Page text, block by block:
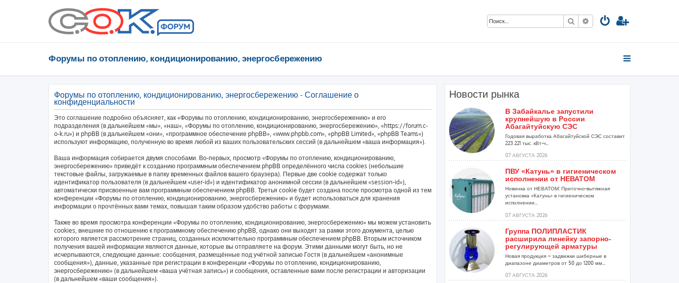
Поиск Расширенный поиск
Форумы по отоплению, кондиционированию, энергосбережению
Форумы по отоплению, кондиционированию, энергосбережению - Соглашение о
конфиденциальности
Это соглашение подробно объясняет, как «Форумы по отоплению, кондиционированию, энергосбережению» и его
подразделения (в дальнейшем «мы», «наш», «Форумы по отоплению, кондиционированию, энергосбережению», «https://forum.c-
o-k.ru») и phpBB (в дальнейшем «они», «программное обеспечение phpBB», «www.phpbb.com», «phpBB Limited», «phpBB Teams»)
используют информацию, полученную во время любой из ваших пользовательских сессий (в дальнейшем «ваша информация»).
Ваша информация собирается двумя способами. Во-первых, просмотр «Форумы по отоплению, кондиционированию,
энергосбережению» приведёт к созданию программным обеспечением phpBB определённого числа cookies (небольшие
текстовые файлы, загружаемые в папку временных файлов вашего браузера). Первые две cookie содержат только
идентификатор пользователя (в дальнейшем «user-id») и идентификатор анонимной сессии (в дальнейшем «session-id»),
автоматически присвоенные вам программным обеспечением phpBB. Третья cookie будет создана после просмотра одной из тем
конференции «Форумы по отоплению, кондиционированию, энергосбережению» и будет использоваться для хранения
информации о прочтённых вами темах, повышая таким образом удобство работы с форумами.
Также во время просмотра конференции «Форумы по отоплению, кондиционированию, энергосбережению» мы можем установить
cookies, внешние по отношению к программному обеспечению phpBB, однако они выходят за рамки этого документа, целью
которого является рассмотрение страниц, созданных исключительно программным обеспечением phpBB. Вторым источником
получения вашей информации являются данные, которые вы отправляете на форум. Этими данными могут быть, но не
исчерпываются, следующие данные: сообщения, размещённые под учётной записью Гостя (в дальнейшем «анонимные
сообщения»), данные, указанные при регистрации в конференции «Форумы по отоплению, кондиционированию,
энергосбережению» (в дальнейшем «ваша учётная запись») и сообщения, оставленные вами после регистрации и авторизации
(в дальнейшем «ваши сообщения»).
Новости рынка
В Забайкалье запустили
крупнейшую в России
Абагайтуйскую СЭС
Годовая выработка Абагайтуйской СЭС составит
223 221 тыс. кВт-ч...
07 АВГУСТА 2026
ПВУ «Катунь» в гигиеническом
исполнении от НЕВАТОМ
Новинка от НЕВАТОМ: Приточно-вытяжная
установка «Катунь» в гигиеническом
исполнении...
07 АВГУСТА 2026
Группа ПОЛИПЛАСТИК
расширила линейку запорно-
регулирующей арматуры
Новая продукция – задвижки шиберные в
диапазоне диаметров от 50 до 1200 мм...
07 АВГУСТА 2026